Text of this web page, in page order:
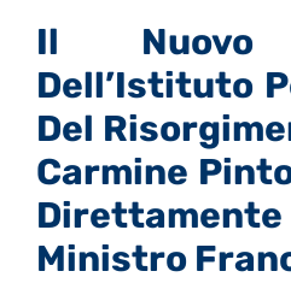
Il Nuovo
Dell’Istituto
Del
Carmine
Ministro